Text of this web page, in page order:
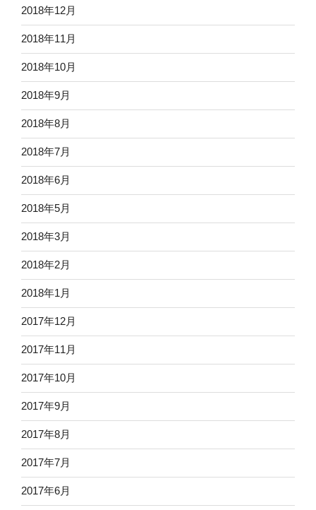
2018年12月
2018年11月
2018年10月
2018年9月
2018年8月
2018年7月
2018年6月
2018年5月
2018年3月
2018年2月
2018年1月
2017年12月
2017年11月
2017年10月
2017年9月
2017年8月
2017年7月
2017年6月